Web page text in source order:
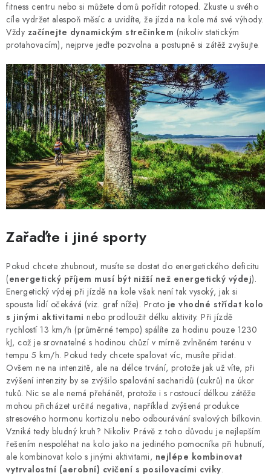
fitness centru nebo si můžete domů pořídit rotoped. Zkuste u svého
cíle vydržet alespoň měsíc a uvidíte, že jízda na kole má své výhody.
Vždy začínejte dynamickým strečinkem (nikoliv statickým
protahovacím), nejprve jeďte pozvolna a postupně si zátěž zvyšujte.
Zařaďte i jiné sporty
Pokud chcete zhubnout, musíte se dostat do energetického deficitu
(energetický příjem musí být nižší než energetický výdej).
Energetický výdej při jízdě na kole však není tak vysoký, jak si
spousta lidí očekává (viz. graf níže). Proto je vhodné střídat kolo
s jinými aktivitami nebo prodloužit délku aktivity. Při jízdě
rychlostí 13 km/h (průměrné tempo) spálíte za hodinu pouze 1230
kJ, což je srovnatelné s hodinou chůzí v mírně zvlněném terénu v
tempu 5 km/h. Pokud tedy chcete spalovat víc, musíte přidat.
Ovšem ne na intenzitě, ale na délce trvání, protože jak už víte, při
zvýšení intenzity by se zvýšilo spalování sacharidů (cukrů) na úkor
tuků. Nic se ale nemá přehánět, protože i s rostoucí délkou zátěže
mohou přicházet určitá negativa, například zvýšená produkce
stresového hormonu kortizolu nebo odbourávání svalových bílkovin.
Vzniká tedy bludný kruh? Nikoliv. Právě z toho důvodu je nejlepším
řešením nespoléhat na kolo jako na jediného pomocníka při hubnutí,
ale kombinovat kolo s jinými aktivitami, nejlépe kombinovat
vytrvalostní (aerobní) cvičení s posilovacími cviky.